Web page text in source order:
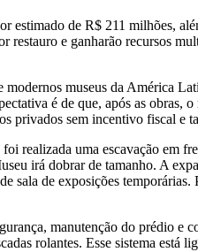
estimado de R$ 211 milhões,
e ganharão recursos
museus da América
é de que, após as obras, o
privados sem incentivo fiscal e
realizada uma escavação em
irá dobrar de tamanho. A
sala de exposições
manutenção do prédio e
rolantes. Esse sistema está